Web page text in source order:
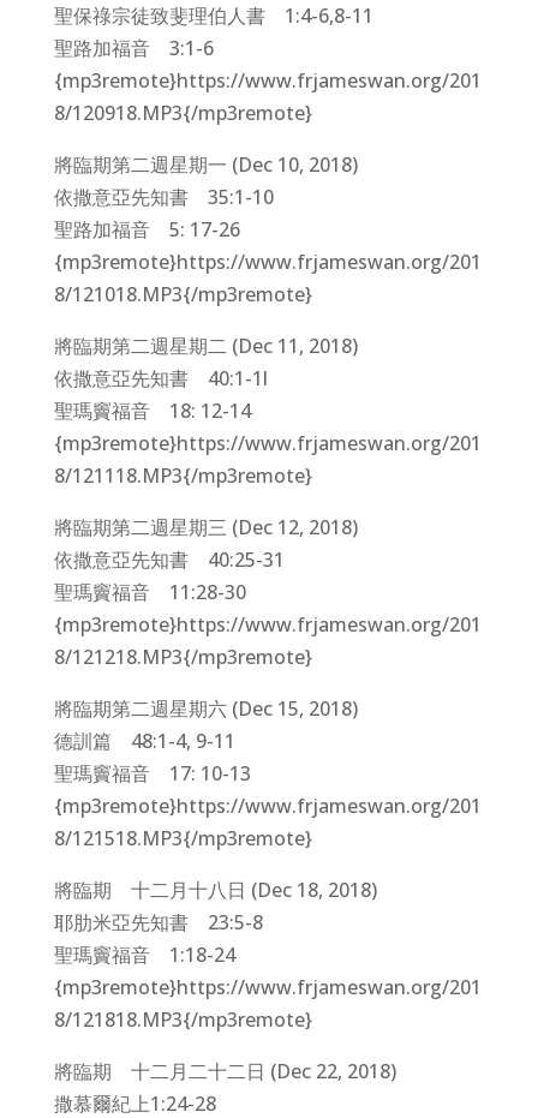
聖保祿宗徒致斐理伯人書 1:4-6,8-11
聖路加福音 3:1-6
{mp3remote}https://www.frjameswan.org/201
8/120918.MP3{/mp3remote}
將臨期第二週星期一 (Dec 10, 2018)
依撒意亞先知書 35:1-10
聖路加福音 5: 17-26
{mp3remote}https://www.frjameswan.org/201
8/121018.MP3{/mp3remote}
將臨期第二週星期二 (Dec 11, 2018)
依撒意亞先知書 40:1-1l
聖瑪竇福音 18: 12-14
{mp3remote}https://www.frjameswan.org/201
8/121118.MP3{/mp3remote}
將臨期第二週星期三 (Dec 12, 2018)
依撒意亞先知書 40:25-31
聖瑪竇福音 11:28-30
{mp3remote}https://www.frjameswan.org/201
8/121218.MP3{/mp3remote}
將臨期第二週星期六 (Dec 15, 2018)
德訓篇 48:1-4, 9-11
聖瑪竇福音 17: 10-13
{mp3remote}https://www.frjameswan.org/201
8/121518.MP3{/mp3remote}
將臨期 十二月十八日 (Dec 18, 2018)
耶肋米亞先知書 23:5-8
聖瑪竇福音 1:18-24
{mp3remote}https://www.frjameswan.org/201
8/121818.MP3{/mp3remote}
將臨期 十二月二十二日 (Dec 22, 2018)
撒慕爾紀上1:24-28